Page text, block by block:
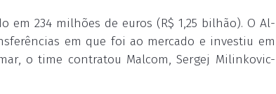
em 234 milhões de euros (R$ 1,25 bilhão). O Al-
em que foi ao mercado e investiu em
o time contratou Malcom, Sergej Milinkovic-